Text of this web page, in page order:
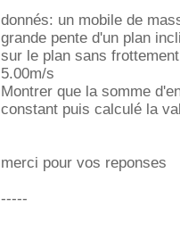
donnés: un mobile de
grande pente d'un plan
sur le plan sans
5.00m/s
Montrer que la somme
constant puis calculé la
merci pour vos reponses
-----